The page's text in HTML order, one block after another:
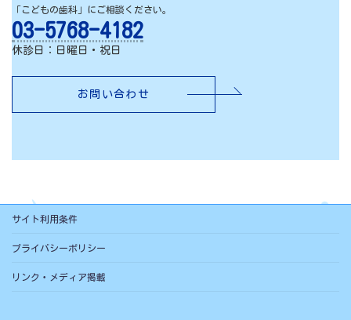
「こどもの歯科」にご相談ください。
03-5768-4182
休診日：日曜日・祝日
お問い合わせ
サイト利用条件
プライバシーポリシー
リンク・メディア掲載